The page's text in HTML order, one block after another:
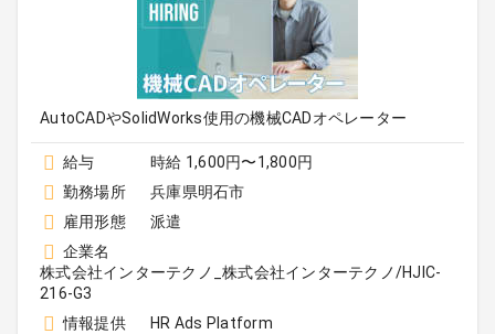
AutoCADやSolidWorks使用の機械CADオペレーター
給与
時給 1,600円〜1,800円
勤務場所
兵庫県明石市
雇用形態
派遣
企業名
株式会社インターテクノ_株式会社インターテクノ/HJIC-
216-G3
情報提供
HR Ads Platform